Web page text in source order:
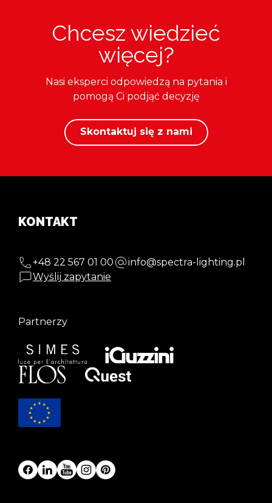
Chcesz wiedzieć
więcej?
Nasi eksperci odpowiedzą na pytania i
pomogą Ci podjąć decyzję
Skontaktuj się z nami
KONTAKT
+48 22 567 01 00
info@spectra-lighting.pl
Wyślij zapytanie
Partnerzy